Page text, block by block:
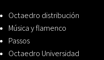
Octaedro distribución
Música y flamenco
Passos
Octaedro Universidad